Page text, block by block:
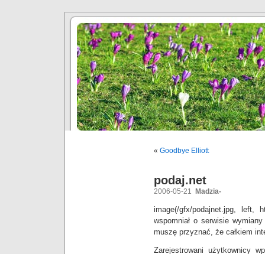
« Goodbye Elliott
podaj.net
2006-05-21 Madzia-
image(/gfx/podajnet.jpg, left,
wspomniał o serwisie
muszę przyznać, że całkiem
Zarejestrowani użytkownicy